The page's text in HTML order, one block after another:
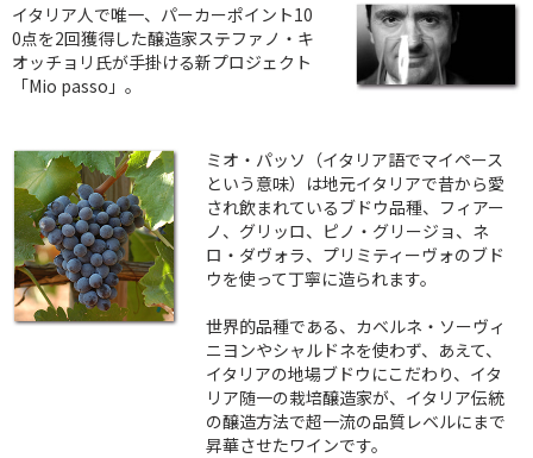
イタリア人で唯一、パーカーポイント10
0点を2回獲得した醸造家ステファノ・キ
オッチョリ氏が手掛ける新プロジェクト
「Mio passo」。
ミオ・パッソ（イタリア語でマイペース
という意味）は地元イタリアで昔から愛
され飲まれているブドウ品種、フィアー
ノ、グリッロ、ピノ・グリージョ、ネ
ロ・ダヴォラ、プリミティーヴォのブド
ウを使って丁寧に造られます。
世界的品種である、カベルネ・ソーヴィ
ニヨンやシャルドネを使わず、あえて、
イタリアの地場ブドウにこだわり、イタ
リア随一の栽培醸造家が、イタリア伝統
の醸造方法で超一流の品質レベルにまで
昇華させたワインです。